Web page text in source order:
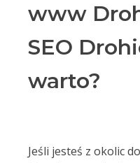
www
SEO
warto?
Jeśli jesteś z okolic